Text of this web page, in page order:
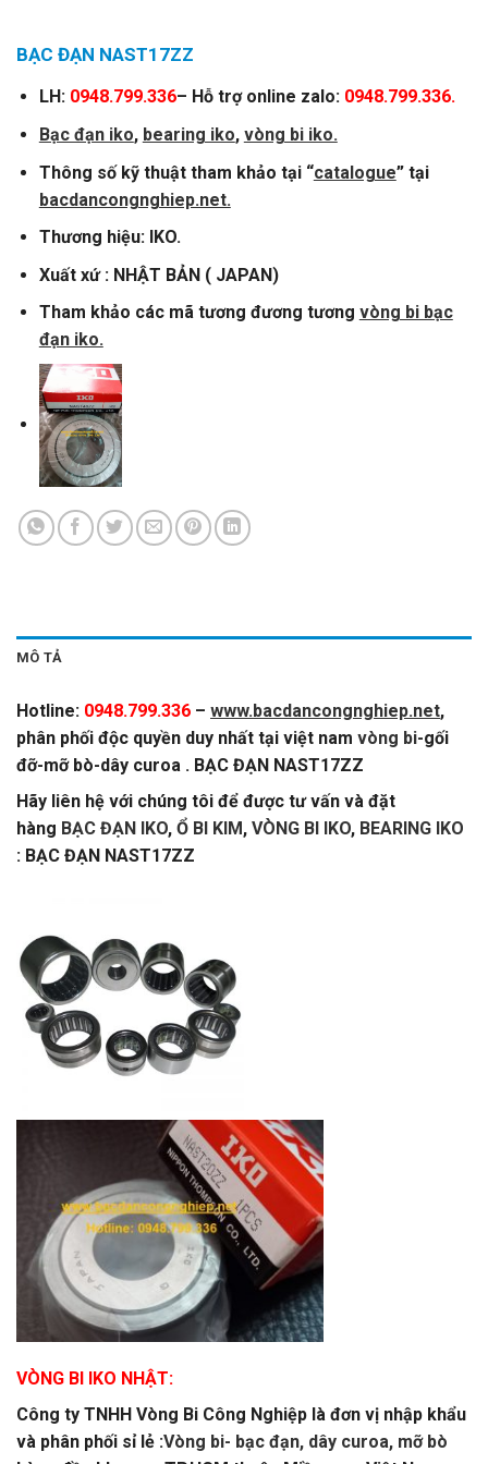
BẠC ĐẠN NAST17ZZ
LH: 0948.799.336– Hỗ trợ online zalo: 0948.799.336.
Bạc đạn iko, bearing iko, vòng bi iko.
Thông số kỹ thuật tham khảo tại “catalogue” tại
bacdancongnghiep.net.
Thương hiệu: IKO.
Xuất xứ : NHẬT BẢN ( JAPAN)
Tham khảo các mã tương đương tương vòng bi bạc
đạn iko.
MÔ TẢ
Hotline: 0948.799.336 – www.bacdancongnghiep.net,
phân phối độc quyền duy nhất tại việt nam vòng bi-gối
đỡ-mỡ bò-dây curoa . BẠC ĐẠN NAST17ZZ
Hãy liên hệ với chúng tôi để được tư vấn và đặt
hàng BẠC ĐẠN IKO, Ổ BI KIM , VÒNG BI IKO, BEARING IKO
: BẠC ĐẠN NAST17ZZ
VÒNG BI IKO NHẬT:
Công ty TNHH Vòng Bi Công Nghiệp là đơn vị nhập khẩu
và phân phối sỉ lẻ :Vòng bi- bạc đạn, dây curoa, mỡ bò